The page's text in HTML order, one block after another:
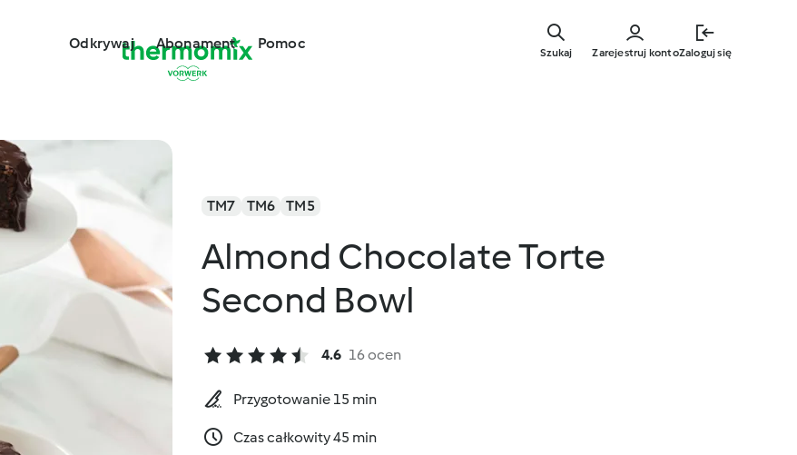
głównej
Odkrywaj Abonament Pomoc
Zarejestruj kontoZaloguj się
Szukaj
TM7 TM6 TM5
Almond Chocolate Torte
Second Bowl
4.6 16 ocen
Przygotowanie 15 min
Czas całkowity 45 min